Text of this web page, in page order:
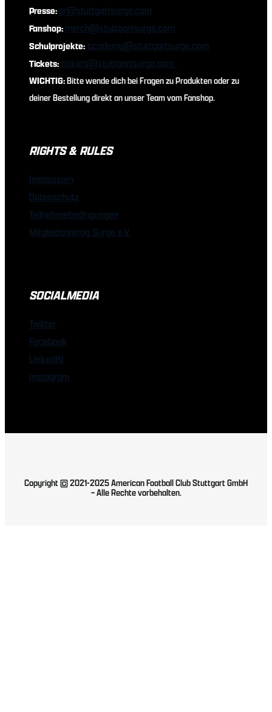
Presse:pr@stuttgartsurge.com
Fanshop:merch@stuttgartsurge.com
Schulprojekte: academy@stuttgartsurge.com
Tickets: tickets@stuttgartsurge.com
WICHTIG:Bitte wende dich bei Fragen zu Produkten oder zu
deiner Bestellung direkt an unser Team vom Fanshop.
RIGHTS & RULES
Impressum
Datenschutz
Teilnahmebedingungen
Mitgliedsantrag Surge e.V.
SOCIALMEDIA
Twitter
Facebook
LinkedIN
Instagram
Copyright © 2021-2025 American Football Club Stuttgart GmbH
– Alle Rechte vorbehalten.